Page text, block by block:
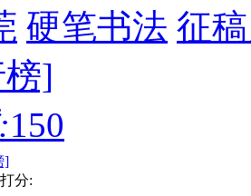
硬笔书法 征
]
150
]
分: